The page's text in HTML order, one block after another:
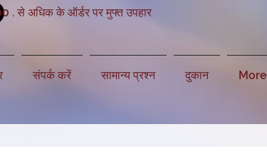
. से अधिक के ऑर्डर पर मुफ्त उपहार
संपर्क करें सामान्य प्रश्न दुकान More